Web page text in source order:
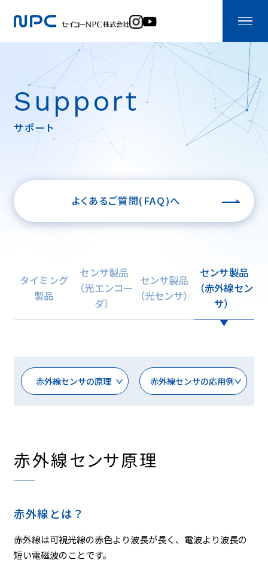
Support
サポート
よくあるご質問(FAQ)へ
タイミング
製品
センサ製品
（光エンコー
ダ）
センサ製品
（光センサ）
センサ製品
（赤外線セン
サ）
赤外線センサの原理 赤外線センサの応用例
赤外線センサ原理
赤外線とは？
赤外線は可視光線の赤色より波長が長く、電波より波長の
短い電磁波のことです。